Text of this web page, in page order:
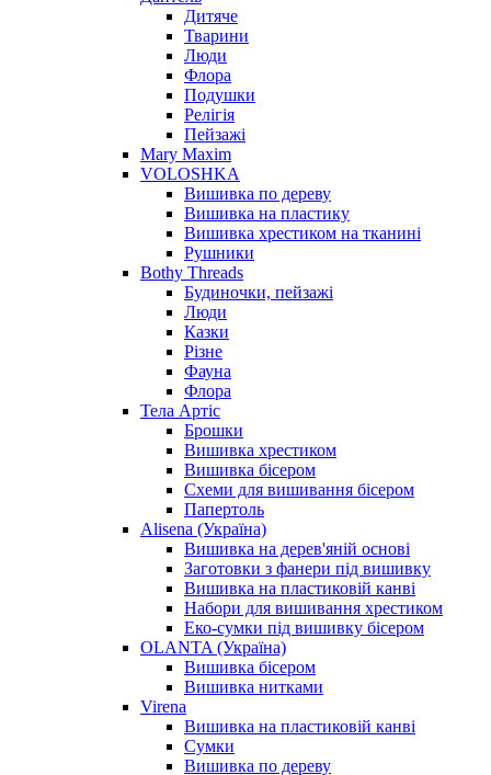
Дитяче
Тварини
Люди
Флора
Подушки
Релігія
Пейзажі
Mary Maxim
VOLOSHKA
Вишивка по дереву
Вишивка на пластику
Вишивка хрестиком на тканині
Рушники
Bothy Threads
Будиночки, пейзажі
Люди
Казки
Різне
Фауна
Флора
Тела Артіс
Брошки
Вишивка хрестиком
Вишивка бісером
Схеми для вишивання бісером
Папертоль
Alisena (Україна)
Вишивка на дерев'яній основі
Заготовки з фанери під вишивку
Вишивка на пластиковій канві
Набори для вишивання хрестиком
Еко-сумки під вишивку бісером
OLANTA (Україна)
Вишивка бісером
Вишивка нитками
Virena
Вишивка на пластиковій канві
Сумки
Вишивка по дереву